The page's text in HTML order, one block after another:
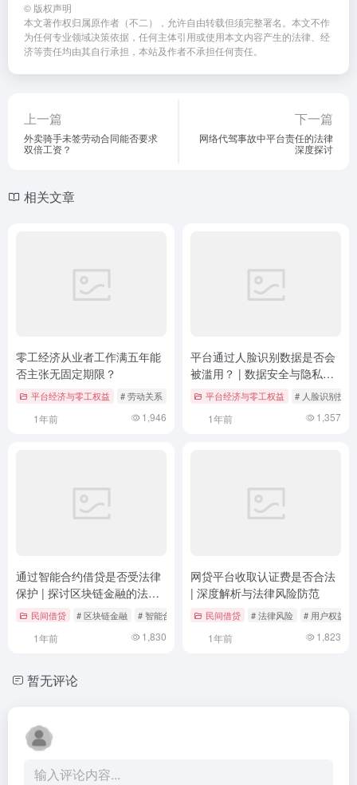
© 版权声明
本文著作权归属原作者（不二），允许自由转载但须完整署名。本文不作
为任何专业领域决策依据，任何主体引用或使用本文内容产生的法律、经
济等责任均由其自行承担，本站及作者不承担任何责任。
上一篇
外卖骑手未签劳动合同能否要求
双倍工资？
下一篇
网络代驾事故中平台责任的法律
深度探讨
相关文章
零工经济从业者工作满五年能
否主张无固定期限？
平台经济与零工权益 # 劳动关系 # 劳动法 # 司法案例
1年前 1,946
平台通过人脸识别数据是否会
被滥用？ | 数据安全与隐私保
护的挑战与应对
平台经济与零工权益 # 人脸识别技术
1年前 1,357
通过智能合约借贷是否受法律
保护 | 探讨区块链金融的法律
边界民间借贷 # 区块链金融 # 智能合约借贷 # 未来发展方向
1年前 1,830
网贷平台收取认证费是否合法
| 深度解析与法律风险防范
民间借贷 # 法律风险 # 用户权益
1年前 1,823
暂无评论